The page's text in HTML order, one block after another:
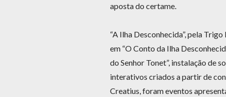
aposta do certame.
“A Ilha Desconhecida”, pela
em “O Conto da Ilha
do Senhor Tonet”, instalação de
interativos criados a partir de
Creatius, foram eventos